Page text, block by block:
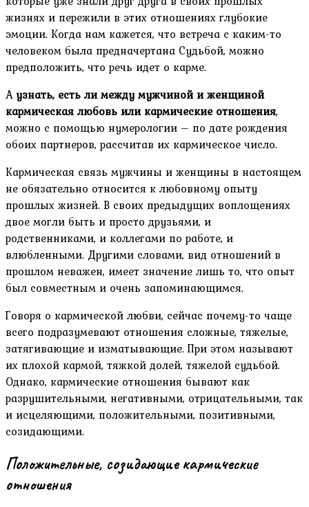
жизнях и пережили в этих отношениях глубокие
эмоции. Когда нам кажется, что встреча с каким-то
человеком была предначертана Судьбой, можно
предположить, что речь идет о карме.
Аузнать, есть ли между мужчиной и женщиной
кармическая любовь или кармические отношения,
можно с помощью нумерологии – по дате рождения
обоих партнеров, рассчитав их кармическое число.
Кармическая связь мужчины и женщины в настоящем
не обязательно относится к любовному опыту
прошлых жизней. В своих предыдущих воплощениях
двое могли быть и просто друзьями, и
родственниками, и коллегами по работе, и
влюбленными. Другими словами, вид отношений в
прошлом неважен, имеет значение лишь то, что опыт
был совместным и очень запоминающимся.
Говоря о кармической любви, сейчас почему-то чаще
всего подразумевают отношения сложные, тяжелые,
затягивающие и изматывающие. При этом называют
их плохой кармой, тяжкой долей, тяжелой судьбой.
Однако, кармические отношения бывают как
разрушительными, негативными, отрицательными, так
и исцеляющими, положительными, позитивными,
созидающими.
Положительные, созидающие кармические
отношения